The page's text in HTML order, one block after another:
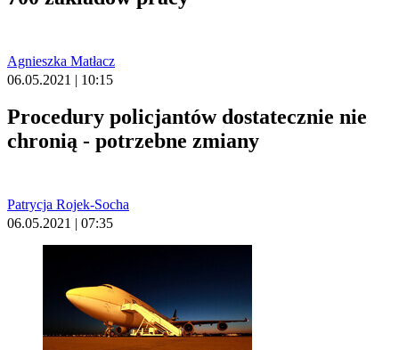
Agnieszka Matłacz
06.05.2021 | 10:15
Procedury policjantów dostatecznie nie
chronią - potrzebne zmiany
Patrycja Rojek-Socha
06.05.2021 | 07:35